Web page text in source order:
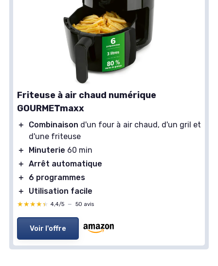
Friteuse à air chaud numérique
GOURMETmaxx
＋ Combinaison d'un four à air chaud, d'un gril et
d'une friteuse
＋
Minuterie 60 min
＋ Arrêt automatique
＋
6 programmes
＋
Utilisation facile
★★★★★
★★★★★ 4,4/5 — 50 avis
Voir l'offre